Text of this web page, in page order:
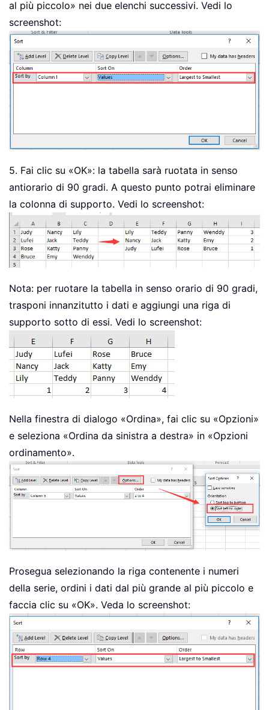
al più piccolo» nei due elenchi successivi. Vedi lo
screenshot:
5. Fai clic su «OK»: la tabella sarà ruotata in senso
antiorario di 90 gradi. A questo punto potrai eliminare
la colonna di supporto. Vedi lo screenshot:
Nota: per ruotare la tabella in senso orario di 90 gradi,
trasponi innanzitutto i dati e aggiungi una riga di
supporto sotto di essi. Vedi lo screenshot:
Nella finestra di dialogo «Ordina», fai clic su «Opzioni»
e seleziona «Ordina da sinistra a destra» in «Opzioni
ordinamento».
Prosegua selezionando la riga contenente i numeri
della serie, ordini i dati dal più grande al più piccolo e
faccia clic su «OK». Veda lo screenshot: